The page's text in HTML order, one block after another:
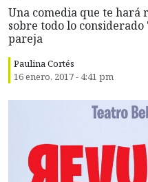
Una comedia que te
sobre todo lo
pareja
Paulina Cortés
16 enero, 2017 - 4:41 pm